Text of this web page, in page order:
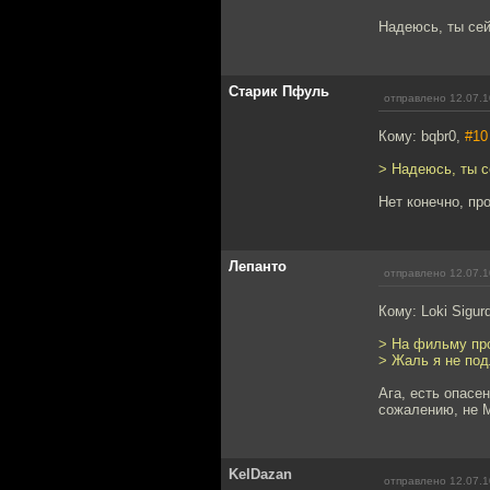
Надеюсь, ты
Старик Пфуль отправлено
Кому: bqbr0, #10
> Надеюсь, ты
Нет конечно,
Лепанто отправлено
Кому: Loki
> На фильму
> Жаль я не
Ага, есть
сожалению, не
KelDazan отправлено